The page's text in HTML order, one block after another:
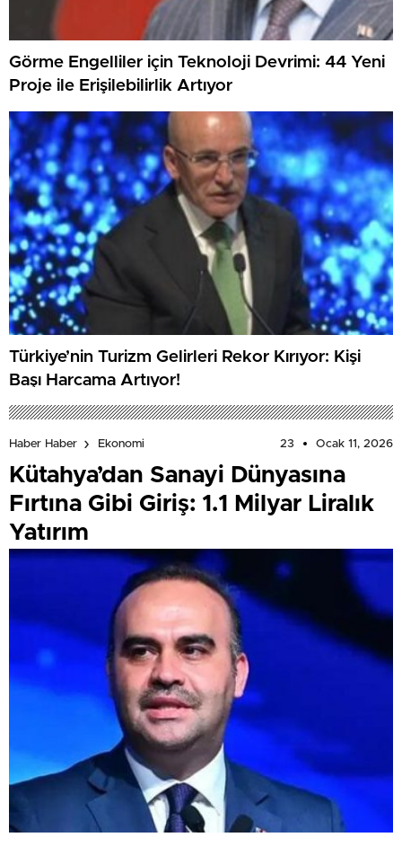
Görme Engelliler için Teknoloji Devrimi: 44 Yeni
Proje ile Erişilebilirlik Artıyor
Türkiye’nin Turizm Gelirleri Rekor Kırıyor: Kişi
Başı Harcama Artıyor!
Haber Haber Ekonomi 23 Ocak 11, 2026
Kütahya’dan Sanayi Dünyasına
Fırtına Gibi Giriş: 1.1 Milyar Liralık
Yatırım